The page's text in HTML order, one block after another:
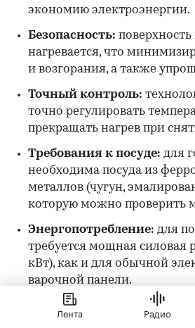
экономию электроэнергии.
Безопасность:
нагревается, что
и возгорания, а также
Точный контроль:
точно регулировать
прекращать нагрев при
Требования к посуде: для
необходима посуда из
металлов (чугун,
которую можно проверить
Энергопотребление: для
требуется мощная силовая
кВт), как и для обычной
варочной панели.
Сравнение с
индукционная модель
Лента Радио